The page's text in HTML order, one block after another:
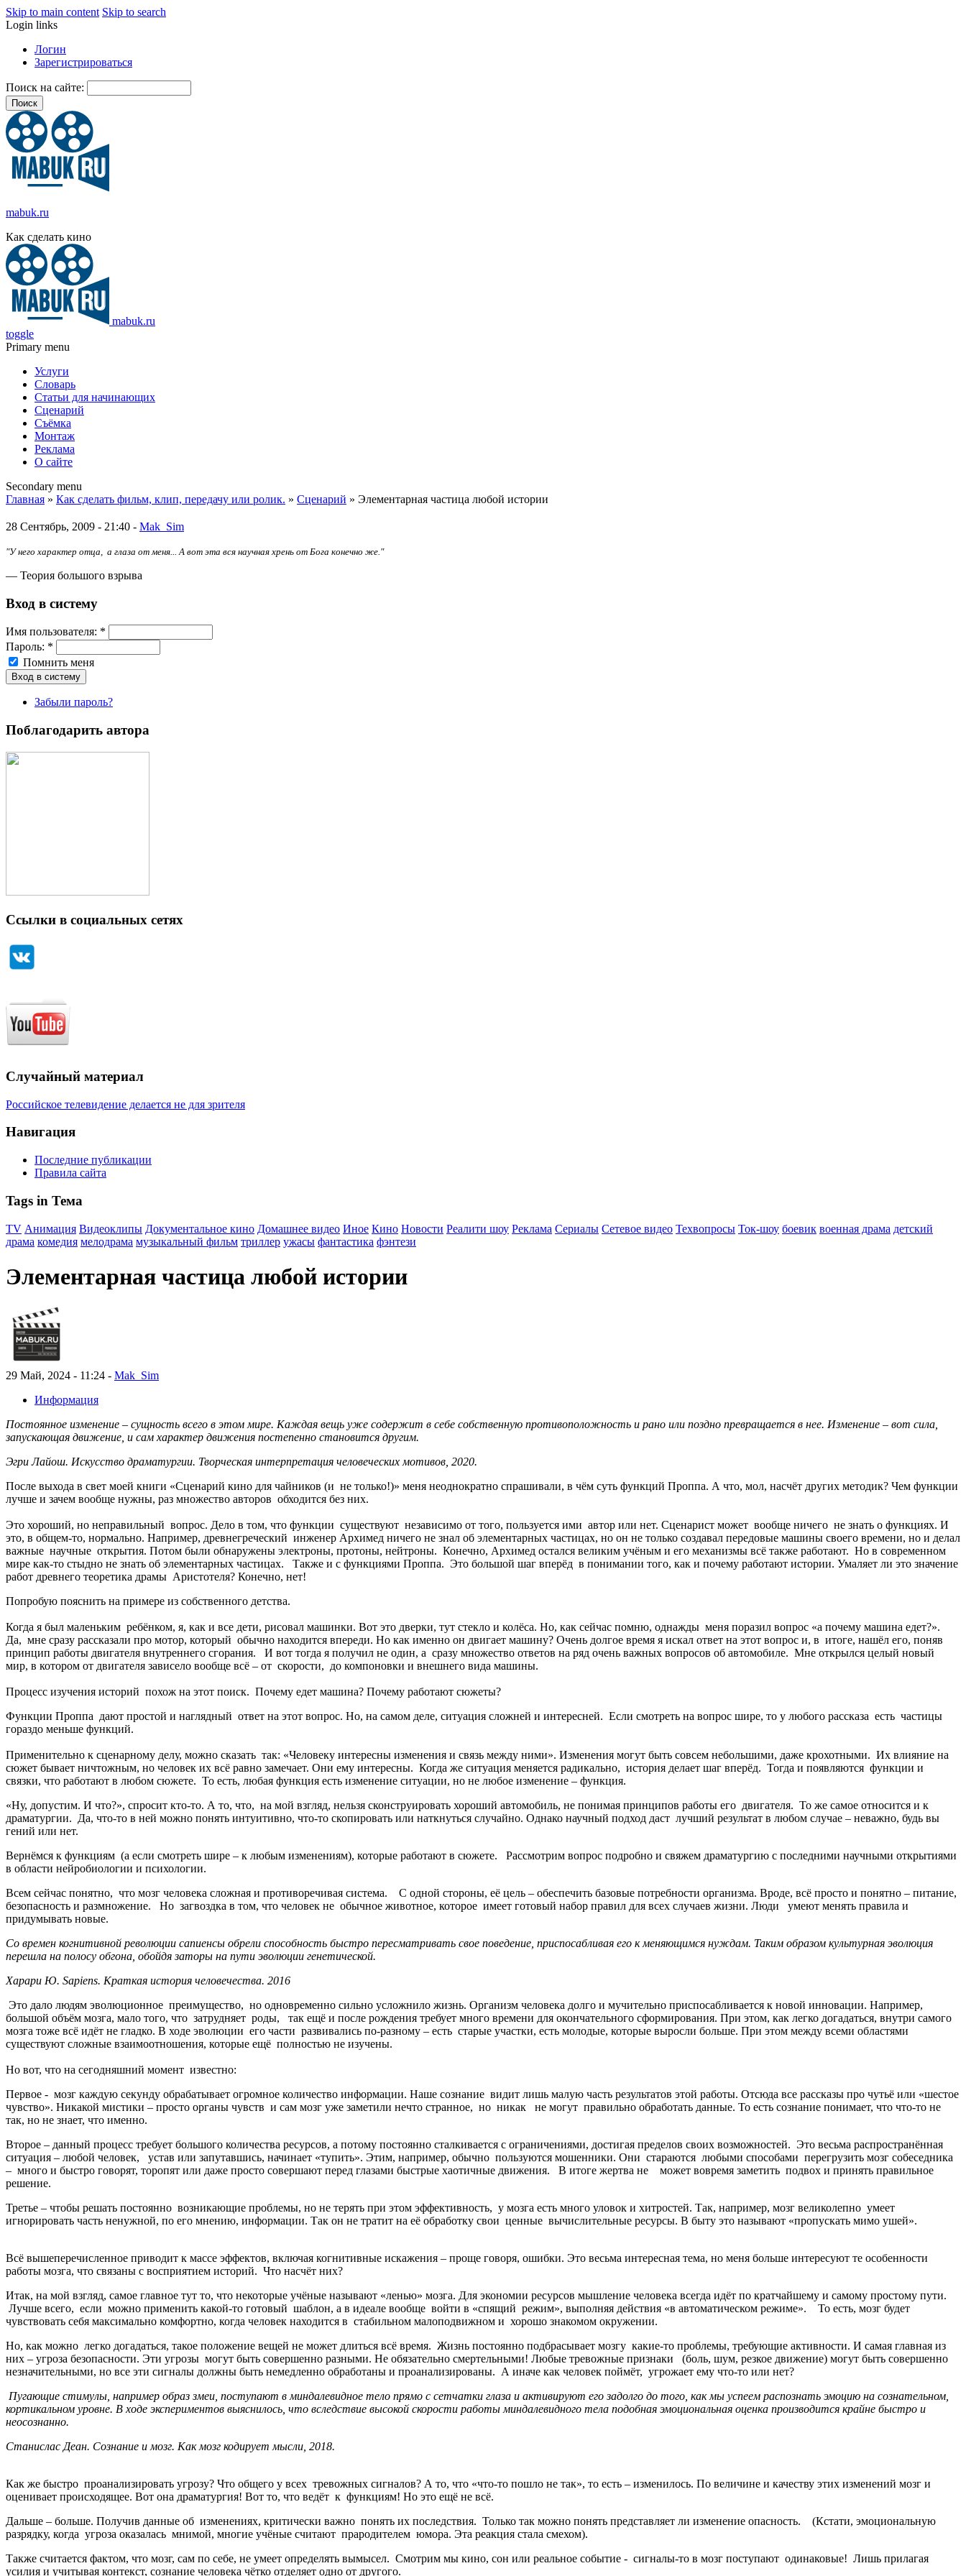
Skip to main content Skip to search
Login links
Логин
Зарегистрироваться
Поиск на сайте:
mabuk.ru
Как сделать кино
mabuk.ru
toggle
Primary menu
Услуги
Словарь
Статьи для начинающих
Сценарий
Съёмка
Монтаж
Реклама
О сайте
Secondary menu
Главная » Как сделать фильм, клип, передачу или ролик. » Сценарий » Элементарная частица любой истории
28 Сентябрь, 2009 - 21:40 - Mak_Sim
"У него характер отца, а глаза от меня... А вот эта вся научная хрень от Бога конечно же."
— Теория большого взрыва
Вход в систему
Имя пoльзовaтeля: *
Пароль: *
Помнить меня
Забыли пароль?
Поблагодарить автора
Ссылки в социальных сетях
Случайный материал
Российское телевидение делается не для зрителя
Навигация
Последние публикации
Правила сайта
Tags in Тема
TV Анимация Видеоклипы Документальное кино Домашнее видео Иное Кино Новости Реалити шоу Реклама Сериалы Сетевое видео Техвопросы Ток-шоу боевик военная драма детский
драма комедия мелодрама музыкальный фильм триллер ужасы фантастика фэнтези
Элементарная частица любой истории
29 Май, 2024 - 11:24 - Mak_Sim
Информация
Постоянное изменение – сущность всего в этом мире. Каждая вещь уже содержит в себе собственную противоположность и рано или поздно превращается в нее. Изменение – вот сила,
запускающая движение, и сам характер движения постепенно становится другим.
Эгри Лайош. Искусство драматургии. Творческая интерпретация человеческих мотивов, 2020.
После выхода в свет моей книги «Сценарий кино для чайников (и не только!)» меня неоднократно спрашивали, в чём суть функций Проппа. А что, мол, насчёт других методик? Чем функции
лучше и зачем вообще нужны, раз множество авторов обходится без них.
Это хороший, но неправильный вопрос. Дело в том, что функции существуют независимо от того, пользуется ими автор или нет. Сценарист может вообще ничего не знать о функциях. И
это, в общем-то, нормально. Например, древнегреческий инженер Архимед ничего не знал об элементарных частицах, но он не только создавал передовые машины своего времени, но и делал
важные научные открытия. Потом были обнаружены электроны, протоны, нейтроны. Конечно, Архимед остался великим учёным и его механизмы всё также работают. Но в современном
мире как-то стыдно не знать об элементарных частицах. Также и с функциями Проппа. Это большой шаг вперёд в понимании того, как и почему работают истории. Умаляет ли это значение
работ древнего теоретика драмы Аристотеля? Конечно, нет!
Попробую пояснить на примере из собственного детства.
Когда я был маленьким ребёнком, я, как и все дети, рисовал машинки. Вот это дверки, тут стекло и колёса. Но, как сейчас помню, однажды меня поразил вопрос «а почему машина едет?».
Да, мне сразу рассказали про мотор, который обычно находится впереди. Но как именно он двигает машину? Очень долгое время я искал ответ на этот вопрос и, в итоге, нашёл его, поняв
принцип работы двигателя внутреннего сгорания. И вот тогда я получил не один, а сразу множество ответов на ряд очень важных вопросов об автомобиле. Мне открылся целый новый
мир, в котором от двигателя зависело вообще всё – от скорости, до компоновки и внешнего вида машины.
Процесс изучения историй похож на этот поиск. Почему едет машина? Почему работают сюжеты?
Функции Проппа дают простой и наглядный ответ на этот вопрос. Но, на самом деле, ситуация сложней и интересней. Если смотреть на вопрос шире, то у любого рассказа есть частицы
гораздо меньше функций.
Применительно к сценарному делу, можно сказать так: «Человеку интересны изменения и связь между ними». Изменения могут быть совсем небольшими, даже крохотными. Их влияние на
сюжет бывает ничтожным, но человек их всё равно замечает. Они ему интересны. Когда же ситуация меняется радикально, история делает шаг вперёд. Тогда и появляются функции и
связки, что работают в любом сюжете. То есть, любая функция есть изменение ситуации, но не любое изменение – функция.
«Ну, допустим. И что?», спросит кто-то. А то, что, на мой взгляд, нельзя сконструировать хороший автомобиль, не понимая принципов работы его двигателя. То же самое относится и к
драматургии. Да, что-то в ней можно понять интуитивно, что-то скопировать или наткнуться случайно. Однако научный подход даст лучший результат в любом случае – неважно, будь вы
гений или нет.
Вернёмся к функциям (а если смотреть шире – к любым изменениям), которые работают в сюжете. Рассмотрим вопрос подробно и свяжем драматургию с последними научными открытиями
в области нейробиологии и психологии.
Всем сейчас понятно, что мозг человека сложная и противоречивая система. С одной стороны, её цель – обеспечить базовые потребности организма. Вроде, всё просто и понятно – питание,
безопасность и размножение. Но загвоздка в том, что человек не обычное животное, которое имеет готовый набор правил для всех случаев жизни. Люди умеют менять правила и
придумывать новые.
Со времен когнитивной революции сапиенсы обрели способность быстро пересматривать свое поведение, приспосабливая его к меняющимся нуждам. Таким образом культурная эволюция
перешла на полосу обгона, обойдя заторы на пути эволюции генетической.
Харари Ю. Sapiens. Краткая история человечества. 2016
Это дало людям эволюционное преимущество, но одновременно сильно усложнило жизнь. Организм человека долго и мучительно приспосабливается к новой инновации. Например,
большой объём мозга, мало того, что затрудняет роды, так ещё и после рождения требует много времени для окончательного сформирования. При этом, как легко догадаться, внутри самого
мозга тоже всё идёт не гладко. В ходе эволюции его части развивались по-разному – есть старые участки, есть молодые, которые выросли больше. При этом между всеми областями
существуют сложные взаимоотношения, которые ещё полностью не изучены.
Но вот, что на сегодняшний момент известно:
Первое - мозг каждую секунду обрабатывает огромное количество информации. Наше сознание видит лишь малую часть результатов этой работы. Отсюда все рассказы про чутьё или «шестое
чувство». Никакой мистики – просто органы чувств и сам мозг уже заметили нечто странное, но никак не могут правильно обработать данные. То есть сознание понимает, что что-то не
так, но не знает, что именно.
Второе – данный процесс требует большого количества ресурсов, а потому постоянно сталкивается с ограничениями, достигая пределов своих возможностей. Это весьма распространённая
ситуация – любой человек, устав или запутавшись, начинает «тупить». Этим, например, обычно пользуются мошенники. Они стараются любыми способами перегрузить мозг собеседника
– много и быстро говорят, торопят или даже просто совершают перед глазами быстрые хаотичные движения. В итоге жертва не может вовремя заметить подвох и принять правильное
решение.
Третье – чтобы решать постоянно возникающие проблемы, но не терять при этом эффективность, у мозга есть много уловок и хитростей. Так, например, мозг великолепно умеет
игнорировать часть ненужной, по его мнению, информации. Так он не тратит на её обработку свои ценные вычислительные ресурсы. В быту это называют «пропускать мимо ушей».
Всё вышеперечисленное приводит к массе эффектов, включая когнитивные искажения – проще говоря, ошибки. Это весьма интересная тема, но меня больше интересуют те особенности
работы мозга, что связаны с восприятием историй. Что насчёт них?
Итак, на мой взгляд, самое главное тут то, что некоторые учёные называют «ленью» мозга. Для экономии ресурсов мышление человека всегда идёт по кратчайшему и самому простому пути.
Лучше всего, если можно применить какой-то готовый шаблон, а в идеале вообще войти в «спящий режим», выполняя действия «в автоматическом режиме». То есть, мозг будет
чувствовать себя максимально комфортно, когда человек находится в стабильном малоподвижном и хорошо знакомом окружении.
Но, как можно легко догадаться, такое положение вещей не может длиться всё время. Жизнь постоянно подбрасывает мозгу какие-то проблемы, требующие активности. И самая главная из
них – угроза безопасности. Эти угрозы могут быть совершенно разными. Не обязательно смертельными! Любые тревожные признаки (боль, шум, резкое движение) могут быть совершенно
незначительными, но все эти сигналы должны быть немедленно обработаны и проанализированы. А иначе как человек поймёт, угрожает ему что-то или нет?
Пугающие стимулы, например образ змеи, поступают в миндалевидное тело прямо с сетчатки глаза и активируют его задолго до того, как мы успеем распознать эмоцию на сознательном,
кортикальном уровне. В ходе экспериментов выяснилось, что вследствие высокой скорости работы миндалевидного тела подобная эмоциональная оценка производится крайне быстро и
неосознанно.
Станислас Деан. Сознание и мозг. Как мозг кодирует мысли, 2018.
Как же быстро проанализировать угрозу? Что общего у всех тревожных сигналов? А то, что «что-то пошло не так», то есть – изменилось. По величине и качеству этих изменений мозг и
оценивает происходящее. Вот она драматургия! Вот то, что ведёт к функциям! Но это ещё не всё.
Дальше – больше. Получив данные об изменениях, критически важно понять их последствия. Только так можно понять представляет ли изменение опасность. (Кстати, эмоциональную
разрядку, когда угроза оказалась мнимой, многие учёные считают прародителем юмора. Эта реакция стала смехом).
Также считается фактом, что мозг, сам по себе, не умеет определять вымысел. Смотрим мы кино, сон или реальное событие - сигналы-то в мозг поступают одинаковые! Лишь прилагая
усилия и учитывая контекст, сознание человека чётко отделяет одно от другого.